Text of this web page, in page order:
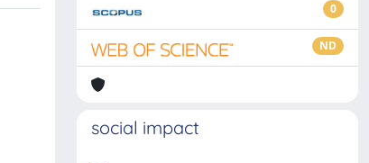
0
ND
social impact